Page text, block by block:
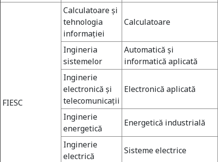
FIESC
Calculatoare şi
tehnologia
informaţiei
Calculatoare
Ingineria
sistemelor
Automatică şi
informatică aplicată
Inginerie
electronică şi
telecomunicaţii
Electronică aplicată
Inginerie
energetică
Energetică industrială
Inginerie
electrică
Sisteme electrice